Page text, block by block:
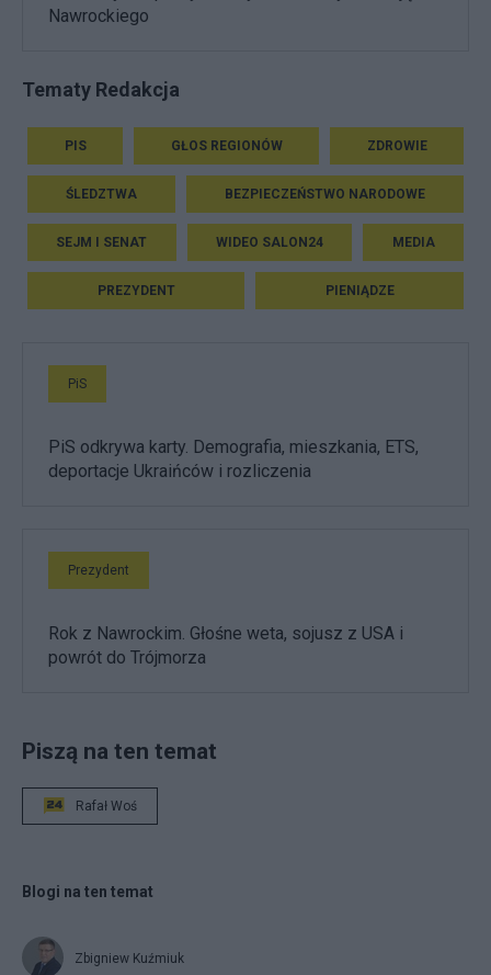
Nawrockiego
Tematy Redakcja
PIS GŁOS REGIONÓW ZDROWIE
ŚLEDZTWA BEZPIECZEŃSTWO NARODOWE
SEJM I SENAT WIDEO SALON24 MEDIA
PREZYDENT PIENIĄDZE
PiS
PiS odkrywa karty. Demografia, mieszkania, ETS,
deportacje Ukraińców i rozliczenia
Prezydent
Rok z Nawrockim. Głośne weta, sojusz z USA i
powrót do Trójmorza
Piszą na ten temat
Rafał Woś
Blogi na ten temat
Zbigniew Kuźmiuk